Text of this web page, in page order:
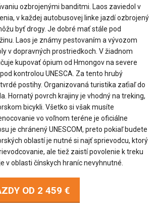
ozbrojenými banditmi. Laos zaviedol v
v každej autobusovej linke jazdí ozbrojený
byť drogy. Je dobré mať stále pod
Laos je známy pestovaním a vývozom
v dopravných prostriedkoch. V žiadnom
kupovať ópium od Hmongov na severe
kontrolou UNESCA. Za tento hrubý
postihy. Organizovaná turistika zaťiaľ do
Hornatý povrch krajiny je vhodný na treking,
bicykli. Všetko si však musíte
vo voľnom teréne je oficiálne
je chránený UNESCOM, preto pokiaľ budete
oblastí je nutné si najť sprievodcu, ktorý
ale tiež zaistí povolenie k treku
v oblasti čínskych hraníc nevyhnutné.
OD 2 459 €